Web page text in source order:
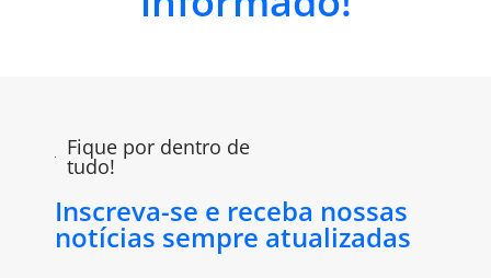
Fique por dentro de
tudo!
Inscreva-se e receba nossas
notícias sempre atualizadas